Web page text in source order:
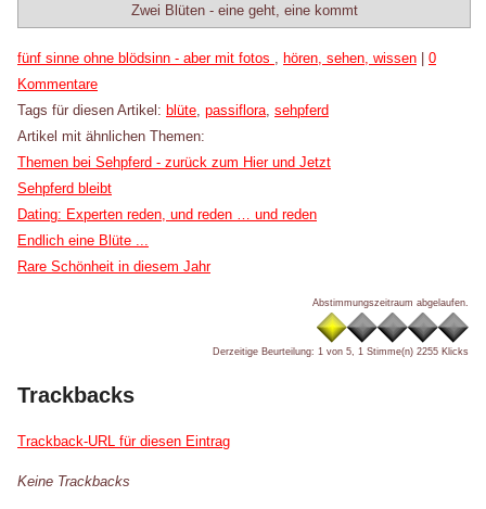
Zwei Blüten - eine geht, eine kommt
Kategorien:
fünf sinne ohne blödsinn - aber mit fotos hören, sehen, wissen | 0
Kommentare
Tags für diesen Artikel: blüte passiflora sehpferd
Artikel mit ähnlichen Themen:
Themen bei Sehpferd - zurück zum Hier und Jetzt
Sehpferd bleibt
Dating: Experten reden, und reden … und reden
Endlich eine Blüte ...
Rare Schönheit in diesem Jahr
Abstimmungszeitraum abgelaufen.
Derzeitige Beurteilung: 1 von 5, 1 Stimme(n) 2255 Klicks
Trackbacks
Trackback-URL für diesen Eintrag
Keine Trackbacks